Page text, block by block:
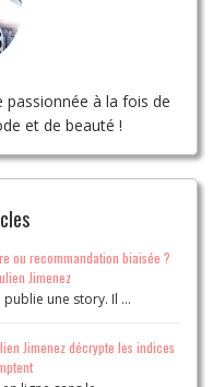
passionnée à la fois de
et de beauté !
ou recommandation biaisée ?
Jimenez
une story. Il …
Jimenez décrypte les indices